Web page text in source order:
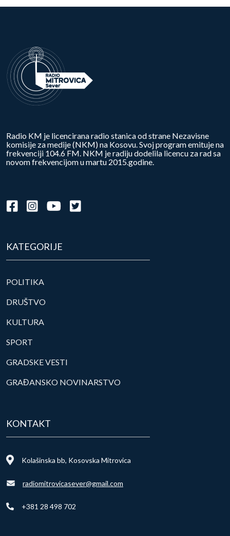
Radio KM je licencirana radio stanica od strane Nezavisne
komisije za medije (NKM) na Kosovu. Svoj program emituje na
frekvenciji 104.6 FM. NKM je radiju dodelila licencu za rad sa
novom frekvencijom u martu 2015.godine.
KATEGORIJE
POLITIKA
DRUŠTVO
KULTURA
SPORT
GRADSKE VESTI
GRAĐANSKO NOVINARSTVO
KONTAKT
Kolašinska bb, Kosovska Mitrovica
radiomitrovicasever@gmail.com
+381 28 498 702